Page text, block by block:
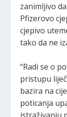
zanimljivo
Pfizerovo
cjepivo
tako da ne
“Radi se o
pristupu
bazira na
poticanja